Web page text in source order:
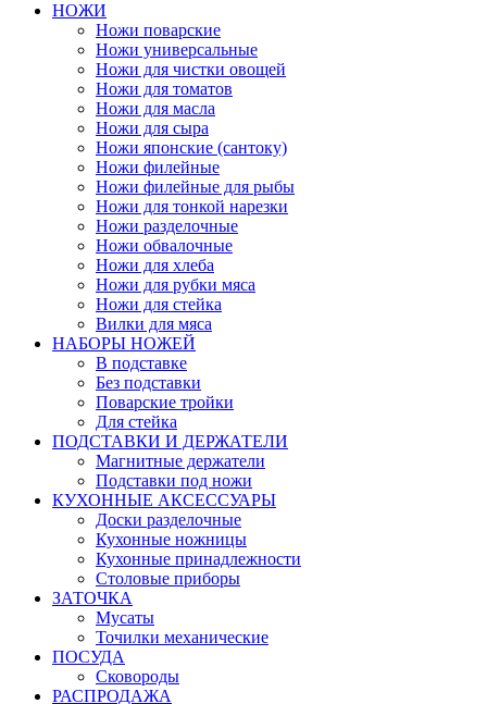
НОЖИ
Ножи поварские
Ножи универсальные
Ножи для чистки овощей
Ножи для томатов
Ножи для масла
Ножи для сыра
Ножи японские (сантоку)
Ножи филейные
Ножи филейные для рыбы
Ножи для тонкой нарезки
Ножи разделочные
Ножи обвалочные
Ножи для хлеба
Ножи для рубки мяса
Ножи для стейка
Вилки для мяса
НАБОРЫ НОЖЕЙ
В подставке
Без подставки
Поварские тройки
Для стейка
ПОДСТАВКИ И ДЕРЖАТЕЛИ
Магнитные держатели
Подставки под ножи
КУХОННЫЕ АКСЕССУАРЫ
Доски разделочные
Кухонные ножницы
Кухонные принадлежности
Столовые приборы
ЗАТОЧКА
Мусаты
Точилки механические
ПОСУДА
Сковороды
РАСПРОДАЖА